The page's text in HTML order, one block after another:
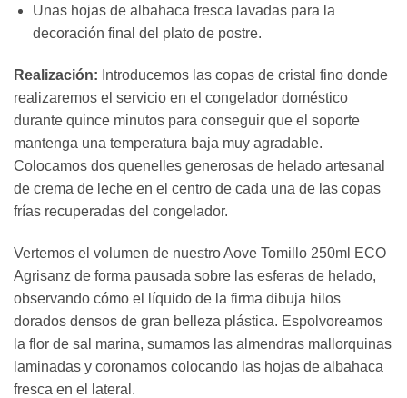
Unas hojas de albahaca fresca lavadas para la
decoración final del plato de postre.
Realización: Introducemos las copas de cristal fino donde
realizaremos el servicio en el congelador doméstico
durante quince minutos para conseguir que el soporte
mantenga una temperatura baja muy agradable.
Colocamos dos quenelles generosas de helado artesanal
de crema de leche en el centro de cada una de las copas
frías recuperadas del congelador.
Vertemos el volumen de nuestro Aove Tomillo 250ml ECO
Agrisanz de forma pausada sobre las esferas de helado,
observando cómo el líquido de la firma dibuja hilos
dorados densos de gran belleza plástica. Espolvoreamos
la flor de sal marina, sumamos las almendras mallorquinas
laminadas y coronamos colocando las hojas de albahaca
fresca en el lateral.